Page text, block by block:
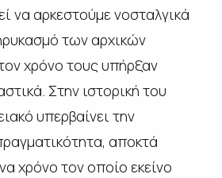
να αρκεστούμε νοσταλγικά
των αρχικών
χρόνο τους υπήρξαν
Στην ιστορική του
υπερβαίνει την
αποκτά
χρόνο τον οποίο εκείνο